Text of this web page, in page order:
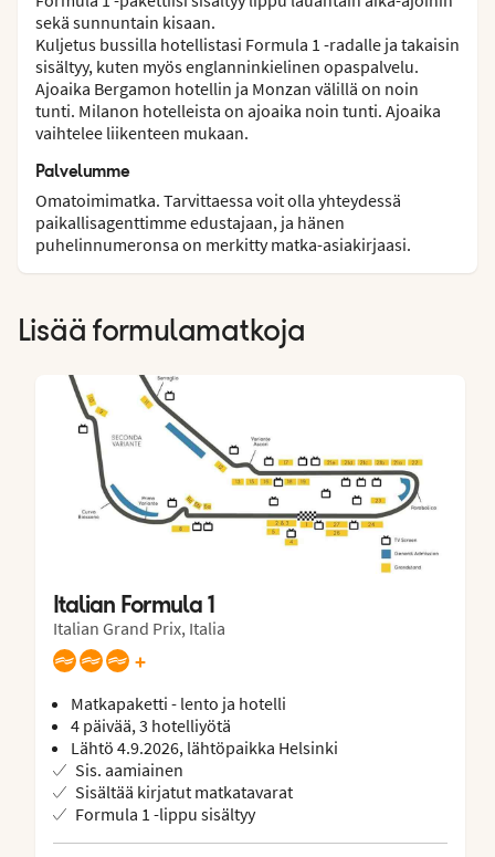
sekä sunnuntain kisaan.
Kuljetus bussilla hotellistasi Formula 1 -radalle ja takaisin
sisältyy, kuten myös englanninkielinen opaspalvelu.
Ajoaika Bergamon hotellin ja Monzan välillä on noin
tunti. Milanon hotelleista on ajoaika noin tunti. Ajoaika
vaihtelee liikenteen mukaan.
Palvelumme
Omatoimimatka. Tarvittaessa voit olla yhteydessä
paikallisagenttimme edustajaan, ja hänen
puhelinnumeronsa on merkitty matka-asiakirjaasi.
Lisää formulamatkoja
Italian Formula 1
Italian Grand Prix, Italia
+
Matkapaketti - lento ja hotelli
4 päivää, 3 hotelliyötä
Lähtö 4.9.2026, lähtöpaikka Helsinki
Sis. aamiainen
Sisältää kirjatut matkatavarat
Formula 1 -lippu sisältyy